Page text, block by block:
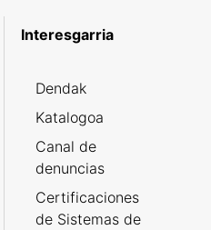
Interesgarria
Dendak
Katalogoa
Canal de
denuncias
Certificaciones
de Sistemas de